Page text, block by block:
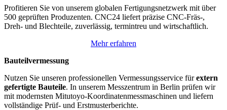
Profitieren Sie von unserem globalen Fertigungsnetzwerk mit über
500 geprüften Produzenten. CNC24 liefert präzise CNC-Fräs-,
Dreh- und Blechteile, zuverlässig, termintreu und wirtschaftlich.
Mehr erfahren
Bauteilvermessung
Nutzen Sie unseren professionellen Vermessungsservice fürextern
gefertigte Bauteile. In unserem Messzentrum in Berlin prüfen wir
mit modernsten Mitutoyo-Koordinatenmessmaschinen und liefern
vollständige Prüf- und Erstmusterberichte.